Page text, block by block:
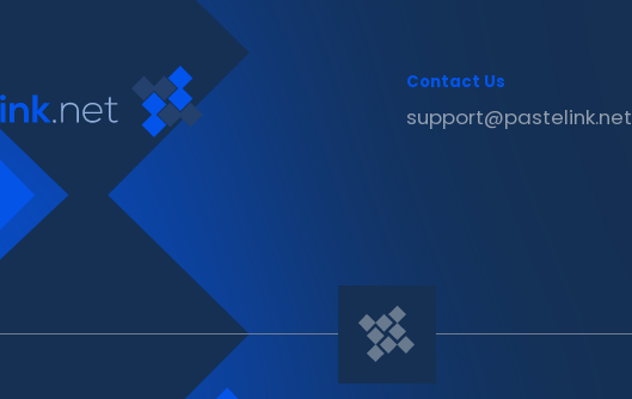
Contact Us
support@pastelink.net